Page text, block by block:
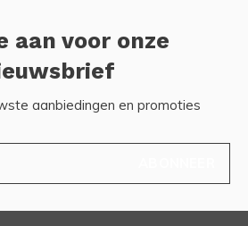
aan voor onze
aanbiedingen en promoties